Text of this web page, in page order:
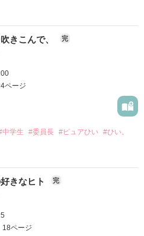
に
ていても、
も、
きこんで、 完
ページ
中学生 #委員長 #ピュアひい #ひい。
きなヒト 完
18ページ